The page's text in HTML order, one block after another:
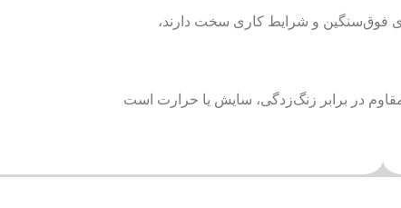
فوق‌سنگین و شرایط کاری سخت دارند،
در برابر زنگ‌زدگی، سایش یا حرارت است